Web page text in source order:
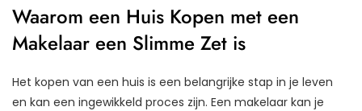
Waarom een Huis Kopen met een
Makelaar een Slimme Zet is
Het kopen van een huis is een belangrijke stap in je leven
en kan een ingewikkeld proces zijn. Een makelaar kan je